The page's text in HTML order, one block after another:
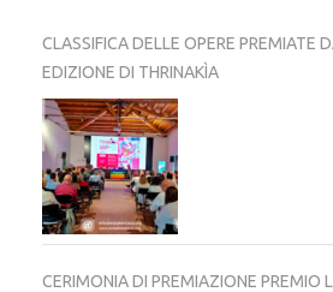
CLASSIFICA DELLE OPERE PREMIATE
EDIZIONE DI THRINAKÌA
CERIMONIA DI PREMIAZIONE PREMIO